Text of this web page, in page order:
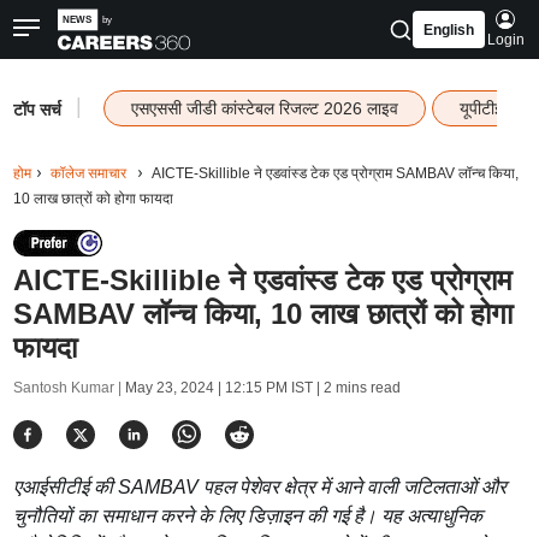
English
Login
टॉप सर्च एसएससी जीडी कांस्टेबल रिजल्ट 2026 लाइव यूपीटीईटी
होम कॉलेज समाचार
AICTE-Skillible ने एडवांस्ड टेक एड प्रोग्राम SAMBAV लॉन्च किया,
10 लाख छात्रों को होगा फायदा
AICTE-Skillible ने एडवांस्ड टेक एड प्रोग्राम
SAMBAV लॉन्च किया, 10 लाख छात्रों को होगा
फायदा
Santosh Kumar | May 23, 2024 | 12:15 PM IST| 2 mins read
एआईसीटीई की SAMBAV पहल पेशेवर क्षेत्र में आने वाली जटिलताओं और
चुनौतियों का समाधान करने के लिए डिज़ाइन की गई है। यह अत्याधुनिक